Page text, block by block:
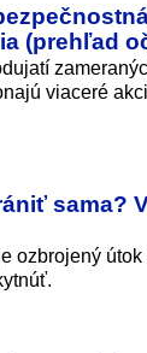
(prehľad
viaceré
sama?
ozbrojený